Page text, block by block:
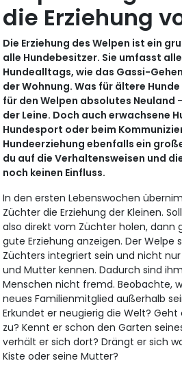
die Erziehung
Die Erziehung des Welpen ist ein
alle Hundebesitzer. Sie umfasst
Hundealltags, wie das Gassi-
der Wohnung. Was für ältere
für den Welpen absolutes Neuland –
der Leine. Doch auch erwachsene
Hundesport oder beim
Hundeerziehung ebenfalls ein
du auf die Verhaltensweisen und
noch keinen Einfluss.
In den ersten Lebenswochen
Züchter die Erziehung der Kleinen.
also direkt vom Züchter holen, dann
gute Erziehung anzeigen. Der Welpe
Züchters integriert sein und nicht
und Mutter kennen. Dadurch sind
Menschen nicht fremd. Beobachte,
neues Familienmitglied außerhalb
Erkundet er neugierig die Welt?
zu? Kennt er schon den Garten
verhält er sich dort? Drängt er sich
Kiste oder seine Mutter?